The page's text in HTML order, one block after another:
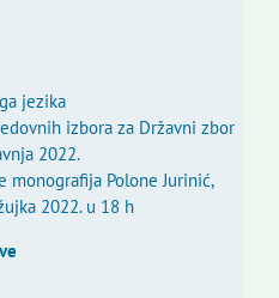
jezika
izbora za Državni zbor
2022.
monografija Polone Jurinić,
2022. u 18 h